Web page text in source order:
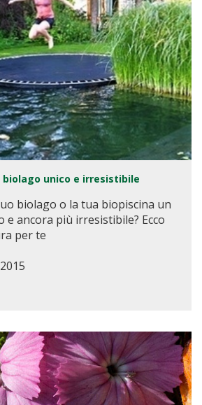
biolago unico e irresistibile
biolago o la tua biopiscina un
e ancora più irresistibile? Ecco
per te